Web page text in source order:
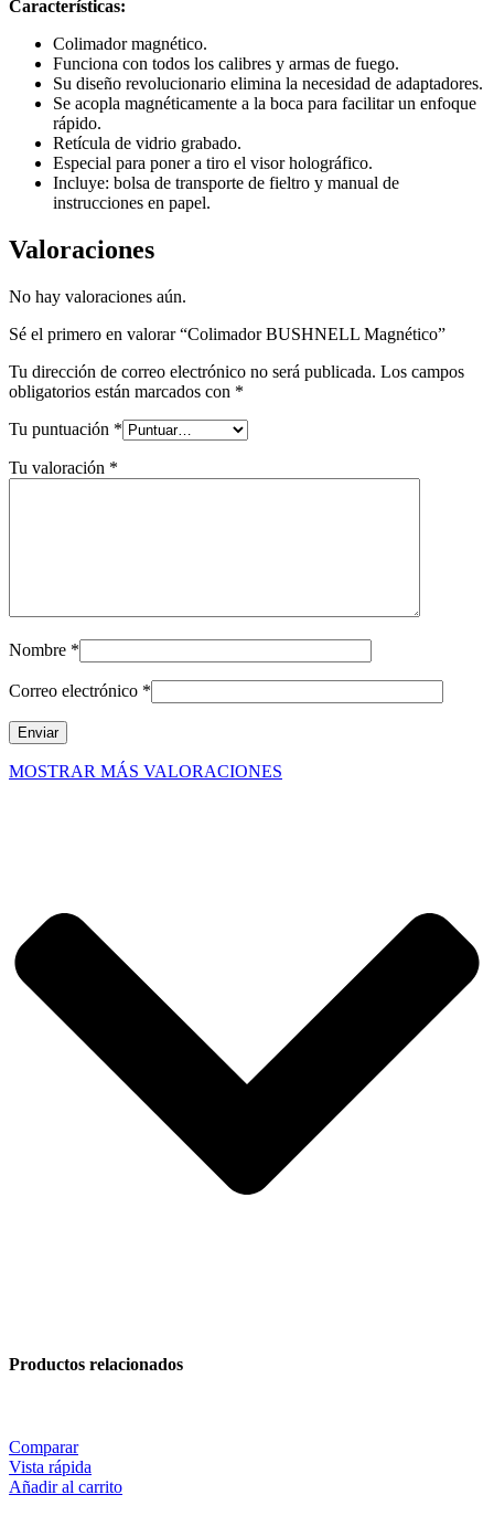
Características:
Colimador magnético.
Funciona con todos los calibres y armas de fuego.
Su diseño revolucionario elimina la necesidad de adaptadores.
Se acopla magnéticamente a la boca para facilitar un enfoque
rápido.
Retícula de vidrio grabado.
Especial para poner a tiro el visor holográfico.
Incluye: bolsa de transporte de fieltro y manual de
instrucciones en papel.
Valoraciones
No hay valoraciones aún.
Sé el primero en valorar “Colimador BUSHNELL Magnético”
Tu dirección de correo electrónico no será publicada. Los campos
obligatorios están marcados con *
Tu puntuación *
Tu valoración *
Nombre *
Correo electrónico *
MOSTRAR MÁS VALORACIONES
Productos relacionados
Comparar
Vista rápida
Añadir al carrito